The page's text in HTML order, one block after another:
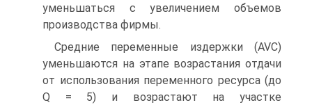
уменьшаться с увеличением объемов
производства фирмы.
Средние переменные издержки (AVC)
уменьшаются на этапе возрастания отдачи
от использования переменного ресурса (до
Q = 5) и возрастают на участке